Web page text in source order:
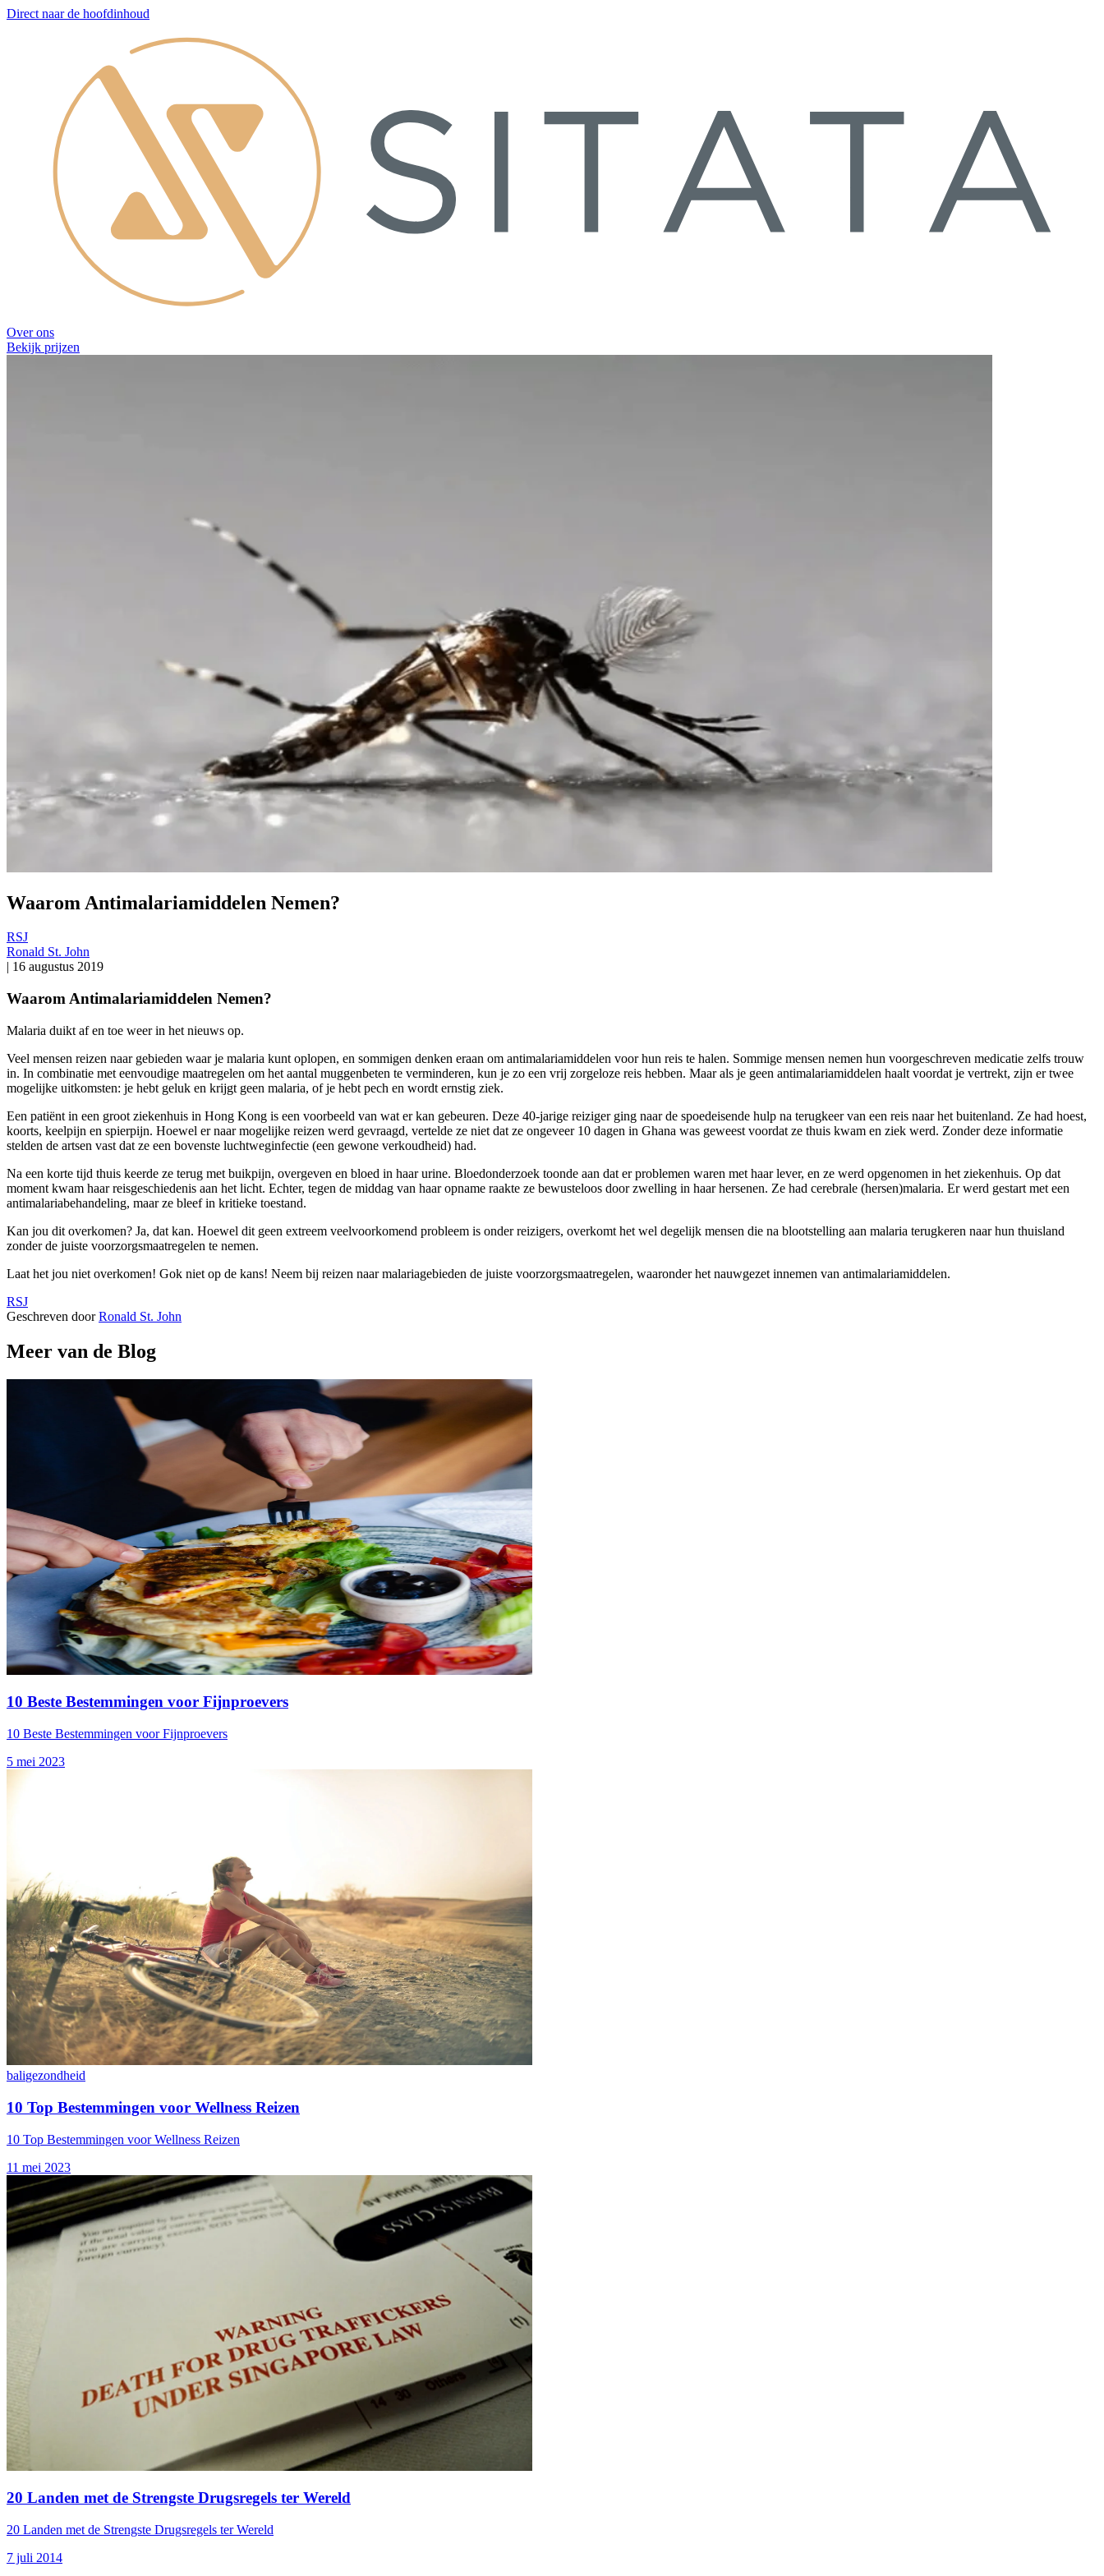
Direct naar de hoofdinhoud
Over ons
Bekijk prijzen
Waarom Antimalariamiddelen Nemen?
RSJ
Ronald St. John
| 16 augustus 2019
Waarom Antimalariamiddelen Nemen?
Malaria duikt af en toe weer in het nieuws op.
Veel mensen reizen naar gebieden waar je malaria kunt oplopen, en sommigen denken eraan om antimalariamiddelen voor hun reis te halen. Sommige mensen nemen hun voorgeschreven medicatie zelfs trouw
in. In combinatie met eenvoudige maatregelen om het aantal muggenbeten te verminderen, kun je zo een vrij zorgeloze reis hebben. Maar als je geen antimalariamiddelen haalt voordat je vertrekt, zijn er twee
mogelijke uitkomsten: je hebt geluk en krijgt geen malaria, of je hebt pech en wordt ernstig ziek.
Een patiënt in een groot ziekenhuis in Hong Kong is een voorbeeld van wat er kan gebeuren. Deze 40-jarige reiziger ging naar de spoedeisende hulp na terugkeer van een reis naar het buitenland. Ze had hoest,
koorts, keelpijn en spierpijn. Hoewel er naar mogelijke reizen werd gevraagd, vertelde ze niet dat ze ongeveer 10 dagen in Ghana was geweest voordat ze thuis kwam en ziek werd. Zonder deze informatie
stelden de artsen vast dat ze een bovenste luchtweginfectie (een gewone verkoudheid) had.
Na een korte tijd thuis keerde ze terug met buikpijn, overgeven en bloed in haar urine. Bloedonderzoek toonde aan dat er problemen waren met haar lever, en ze werd opgenomen in het ziekenhuis. Op dat
moment kwam haar reisgeschiedenis aan het licht. Echter, tegen de middag van haar opname raakte ze bewusteloos door zwelling in haar hersenen. Ze had cerebrale (hersen)malaria. Er werd gestart met een
antimalariabehandeling, maar ze bleef in kritieke toestand.
Kan jou dit overkomen? Ja, dat kan. Hoewel dit geen extreem veelvoorkomend probleem is onder reizigers, overkomt het wel degelijk mensen die na blootstelling aan malaria terugkeren naar hun thuisland
zonder de juiste voorzorgsmaatregelen te nemen.
Laat het jou niet overkomen! Gok niet op de kans! Neem bij reizen naar malariagebieden de juiste voorzorgsmaatregelen, waaronder het nauwgezet innemen van antimalariamiddelen.
RSJ
Geschreven door Ronald St. John
Meer van de Blog
10 Beste Bestemmingen voor Fijnproevers
10 Beste Bestemmingen voor Fijnproevers
5 mei 2023
baligezondheid
10 Top Bestemmingen voor Wellness Reizen
10 Top Bestemmingen voor Wellness Reizen
11 mei 2023
20 Landen met de Strengste Drugsregels ter Wereld
20 Landen met de Strengste Drugsregels ter Wereld
7 juli 2014